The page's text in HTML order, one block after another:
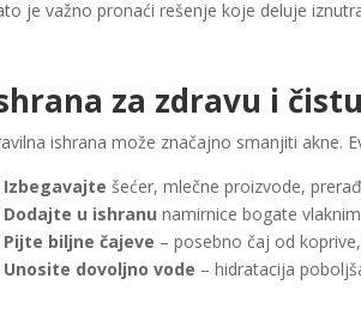
je važno pronaći rešenje koje deluje
za zdravu i
ishrana može značajno smanjiti akne.
Izbegavajte šećer, mlečne proizvode,
Dodajte u ishranu namirnice bogate
Pijte biljne čajeve – posebno čaj od
Unosite dovoljno vode – hidratacija